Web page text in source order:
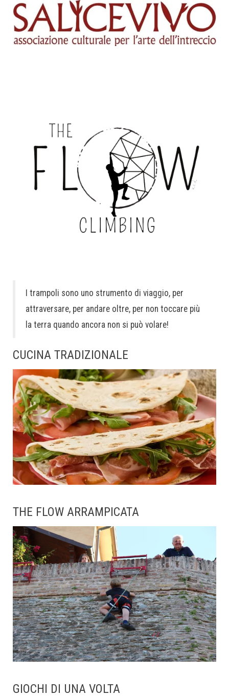
I trampoli sono uno strumento di viaggio, per
attraversare, per andare oltre, per non toccare più
la terra quando ancora non si può volare!
CUCINA TRADIZIONALE
THE FLOW ARRAMPICATA
GIOCHI DI UNA VOLTA